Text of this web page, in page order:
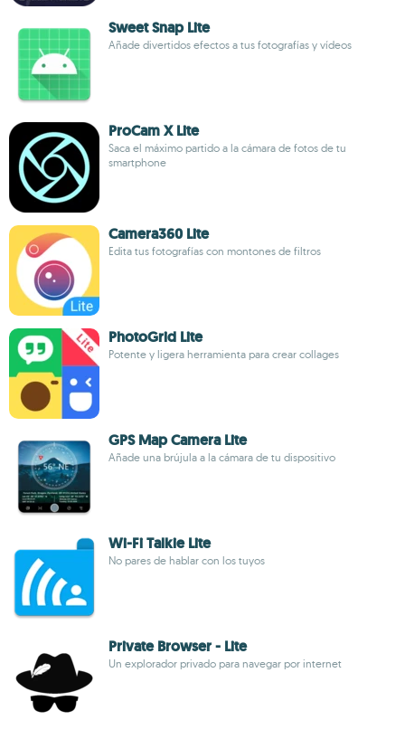
Sweet Snap Lite
Añade divertidos efectos a tus fotografías y vídeos
ProCam X Lite
Saca el máximo partido a la cámara de fotos de tu
smartphone
Camera360 Lite
Edita tus fotografías con montones de filtros
PhotoGrid Lite
Potente y ligera herramienta para crear collages
GPS Map Camera Lite
Añade una brújula a la cámara de tu dispositivo
Wi-Fi Talkie Lite
No pares de hablar con los tuyos
Private Browser - Lite
Un explorador privado para navegar por internet